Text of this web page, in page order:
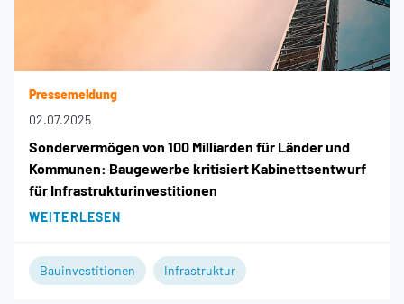
Pressemeldung
02.07.2025
Sondervermögen von 100 Milliarden für Länder und
Kommunen: Baugewerbe kritisiert Kabinettsentwurf
für Infrastrukturinvestitionen
WEITERLESEN
Bauinvestitionen Infrastruktur